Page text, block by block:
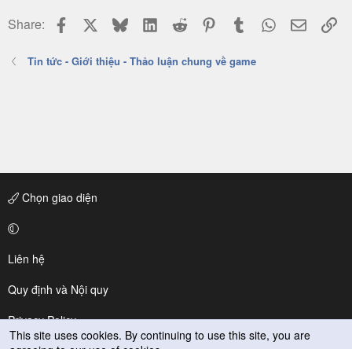
Share: Facebook BlueskyLinkedIn
Reddit PinterestTumblr WhatsApp
Email
Tin tức - Giới thiệu - Thảo luận chung về game
Chọn giao diện
Liên hệ
Quy định và Nội quy
Privacy Policy
This site uses cookies. By continuing to use this site, you are